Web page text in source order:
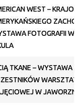
WEST –
FOTOGRAFII
TKANE – WYSTAWA
W